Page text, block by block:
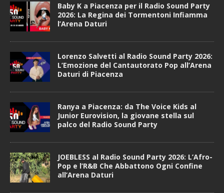
Baby K a Piacenza per il Radio Sound Party
2026: La Regina dei Tormentoni Infiamma
l’Arena Daturi
Lorenzo Salvetti al Radio Sound Party 2026:
L’Emozione del Cantautorato Pop all’Arena
Daturi di Piacenza
Ranya a Piacenza: da The Voice Kids al
Junior Eurovision, la giovane stella sul
palco del Radio Sound Party
JOEBLESS al Radio Sound Party 2026: L’Afro-
Pop e l’R&B Che Abbattono Ogni Confine
all’Arena Daturi